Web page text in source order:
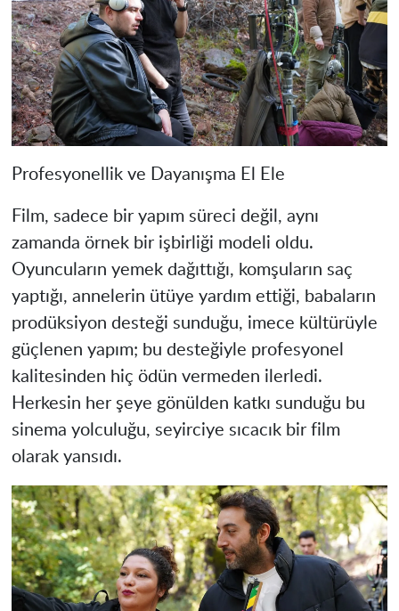
Profesyonellik ve Dayanışma El Ele
Film, sadece bir yapım süreci değil, aynı
zamanda örnek bir işbirliği modeli oldu.
Oyuncuların yemek dağıttığı, komşuların saç
yaptığı, annelerin ütüye yardım ettiği, babaların
prodüksiyon desteği sunduğu, imece kültürüyle
güçlenen yapım; bu desteğiyle profesyonel
kalitesinden hiç ödün vermeden ilerledi.
Herkesin her şeye gönülden katkı sunduğu bu
sinema yolculuğu, seyirciye sıcacık bir film
olarak yansıdı.